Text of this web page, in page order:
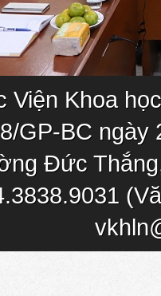
Viện Khoa
GP-BC ngày
Đức